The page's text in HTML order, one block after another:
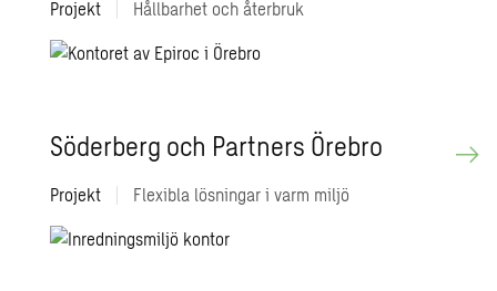
Projekt Hållbarhet och återbruk
Sö­der­berg och Part­ners Öre­bro
Projekt Flexibla lösningar i varm miljö